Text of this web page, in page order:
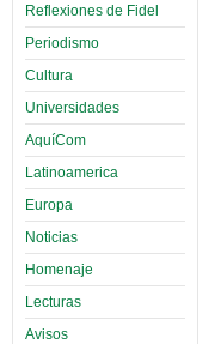
Reflexiones de Fidel
Periodismo
Cultura
Universidades
AquíCom
Latinoamerica
Europa
Noticias
Homenaje
Lecturas
Avisos